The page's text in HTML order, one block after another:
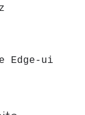
Edge-ui